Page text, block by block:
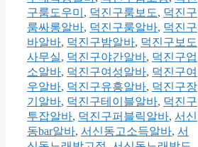
구룸도우미 , 덕진구룸보도, 덕진구
룸싸롱알바, 덕진구룸알바, 덕진구
바알바, 덕진구밤알바, 덕진구보도
사무실, 덕진구야간알바, 덕진구업
소알바, 덕진구여성알바, 덕진구여
우알바, 덕진구유흥알바, 덕진구장
기알바, 덕진구테이블알바, 덕진구
투잡알바, 덕진구퍼블릭알바, 서신
동bar알바, 서신동고소득알바, 서